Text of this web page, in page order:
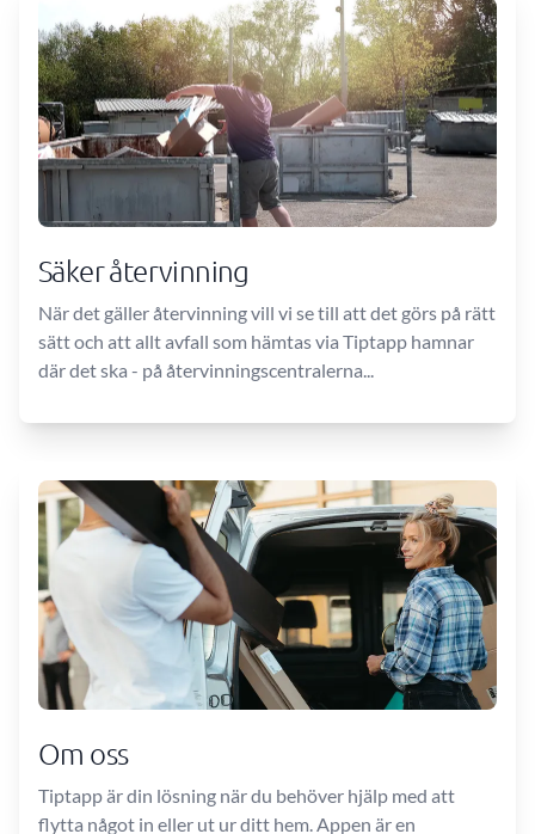
Säker återvinning
När det gäller återvinning vill vi se till att det görs på rätt
sätt och att allt avfall som hämtas via Tiptapp hamnar
där det ska - på återvinningscentralerna...
Om oss
Tiptapp är din lösning när du behöver hjälp med att
flytta något in eller ut ur ditt hem. Appen är en